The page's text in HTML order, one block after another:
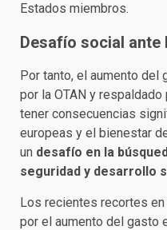
Estados miembros.
Desafío social
Por tanto, el aumento del
por la OTAN y
tener consecuencias
europeas y el bienestar
un desafío en la
seguridad y desarrollo
Los recientes recortes
por el aumento del gasto